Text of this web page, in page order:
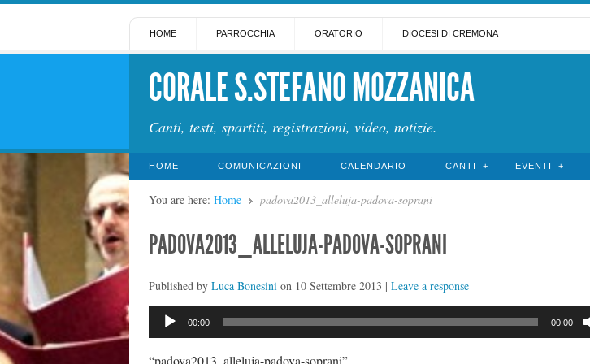
HOME PARROCCHIA ORATORIO DIOCESI DI CREMONA
CORALE S.STEFANO MOZZANICA
Canti, testi, spartiti, registrazioni, video, notizie.
HOME COMUNICAZIONI CALENDARIO CANTI EVENTI
You are here: Home padova2013_alleluja-padova-soprani
PADOVA2013_ALLELUJA-PADOVA-SOPRANI
Published by Luca Bonesinion 10 Settembre 2013 | Leave a response
Audio
Player
00:00 00:00
“padova2013_alleluja-padova-soprani”.